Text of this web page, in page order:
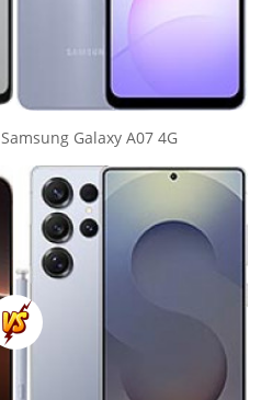
Samsung Galaxy A07 4G